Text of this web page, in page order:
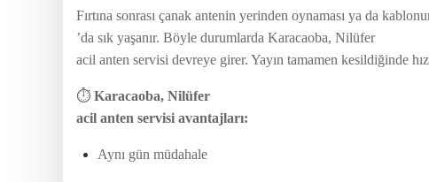
Fırtına sonrası çanak antenin yerinden oynaması ya da
’da sık yaşanır. Böyle durumlarda Karacaoba, Nilüfer
acil anten servisi devreye girer. Yayın tamamen kesildiğinde
⏱️ Karacaoba, Nilüfer
acil anten servisi avantajları:
Aynı gün müdahale